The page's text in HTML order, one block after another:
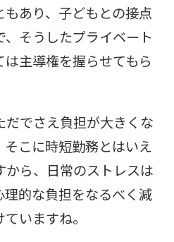
あり、子どもとの接点
そうしたプライベート
主導権を握らせてもら
だでさえ負担が大きくな
そこに時短勤務とはいえ
ら、日常のストレスは
的な負担をなるべく減
いますね。